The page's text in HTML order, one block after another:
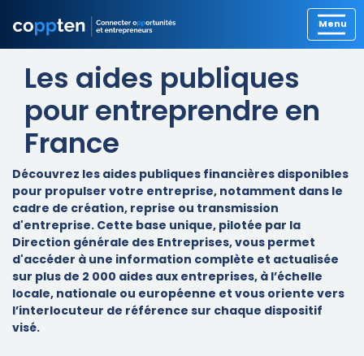
Les aides publiques
pour entreprendre en
France
Découvrez les aides publiques financières disponibles
pour propulser votre entreprise, notamment dans le
cadre de création, reprise ou transmission
d'entreprise. Cette base unique, pilotée par la
Direction générale des Entreprises, vous permet
d'accéder à une information complète et actualisée
sur plus de 2 000 aides aux entreprises, à l’échelle
locale, nationale ou européenne et vous oriente vers
l’interlocuteur de référence sur chaque dispositif
visé.